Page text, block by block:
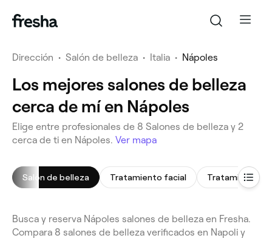
Dirección • Salón de belleza • Italia • Nápoles
Los mejores salones de belleza
cerca de mí en Nápoles
Elige entre profesionales de 8 Salones de belleza y 2
cerca de ti en Nápoles. Ver mapa
Salón de belleza Tratamiento facial
Busca y reserva Nápoles salones de belleza en Fresha.
Compara 8 salones de belleza verificados en Napoli y